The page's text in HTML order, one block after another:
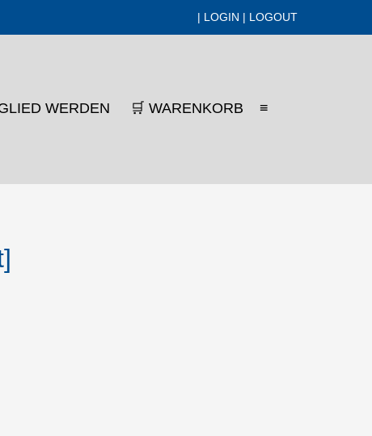
| LOGIN | LOGOUT
WERDEN 🛒 WARENKORB ≡